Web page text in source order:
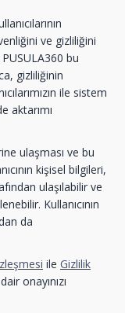
ve gizliliğini
bu
gizliliğinin
ile sistem
aktarımı
ulaşması ve bu
kişisel bilgileri,
ulaşılabilir ve
Kullanıcının
da
ile Gizlilik
onayınızı